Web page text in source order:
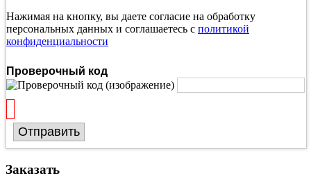
Нажимая на кнопку, вы даете согласие на обработку
персональных данных и соглашаетесь с политикой
конфиденциальности
Проверочный код
Отправить
Заказать